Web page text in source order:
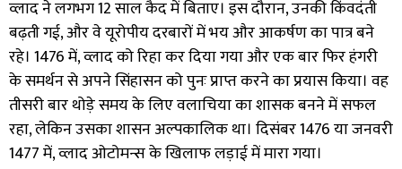
व्लाद ने लगभग 12 साल कैद में बिताए। इस दौरान, उनकी किंवदंती
बढ़ती गई, और वे यूरोपीय दरबारों में भय और आकर्षण का पात्र बने
रहे। 1476 में, व्लाद को रिहा कर दिया गया और एक बार फिर हंगरी
के समर्थन से अपने सिंहासन को पुनः प्राप्त करने का प्रयास किया। वह
तीसरी बार थोड़े समय के लिए वलाचिया का शासक बनने में सफल
रहा, लेकिन उसका शासन अल्पकालिक था। दिसंबर 1476 या जनवरी
1477 में, व्लाद ओटोमन्स के खिलाफ लड़ाई में मारा गया।